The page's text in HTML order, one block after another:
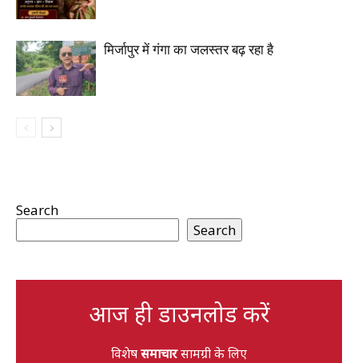
मिर्जापुर में गंगा का जलस्तर बढ़ रहा है
Search
Search
आज ही डाउनलोड करें
विशेषसमाचारसामग्री के लिए